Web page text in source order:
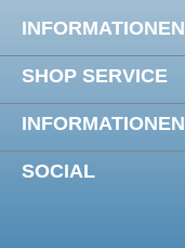
INFORMATIONEN
SHOP SERVICE
INFORMATIONEN
SOCIAL